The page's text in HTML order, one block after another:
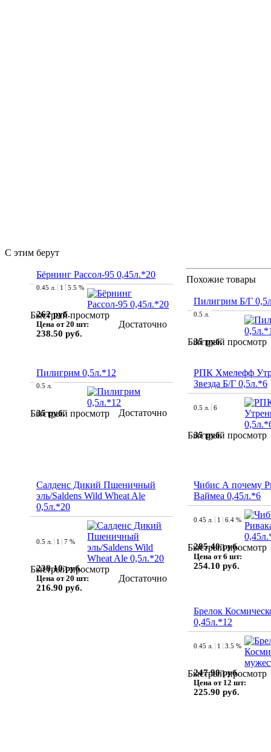
С этим берут
Бёрнинг Рассол-95 0,45л.*20
Быстрый просмотр
0.45 л. 1 5.5 %
262 руб.
Цена от 20 шт:
238.50 руб.
Достаточно
Похожие товары
Пилигрим Б/Г
Быстрый просмотр
0.5 л.
35 руб.
Пилигрим 0,5л.*12
Быстрый просмотр
0.5 л.
35 руб. Достаточно
РПК Хмелефф
Звезда Б/Г 0,5л.*6
Быстрый просмотр
0.5 л. 6
35 руб.
Салденс Дикий Пшеничный
эль/Saldens Wild Wheat Ale
0,5л.*20
Быстрый просмотр
0.5 л. 1 7 %
238.10 руб.
Цена от 20 шт:
216.90 руб.
Достаточно
Чибис А почему
Ваймеа 0,45л.*6
Быстрый просмотр
0.45 л. 1 6.4 %
285.40 руб.
Цена от 6 шт:
254.10 руб.
Брелок
0,45л.*12
Быстрый просмотр
0.45 л. 1 3.5 %
247.90 руб.
Цена от 12 шт:
225.90 руб.